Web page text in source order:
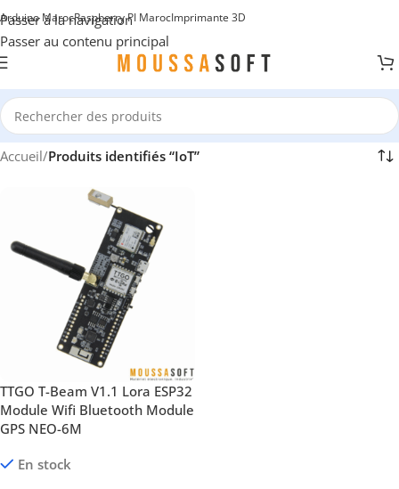
Passer à la navigation
Passer au contenu principal
Arduino MarocRaspberry PI MarocImprimante 3D
Accueil/Produits identifiés “IoT”
TTGO T-Beam V1.1 Lora ESP32
Module Wifi Bluetooth Module
GPS NEO-6M
En stock